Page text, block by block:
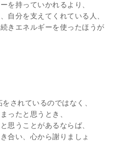
を持っていかれるより、
自分を支えてくれている人、
きエネルギーを使ったほうが
されているのではなく、
ったと思うとき、
思うことがあるならば、
合い、心から謝りましょ